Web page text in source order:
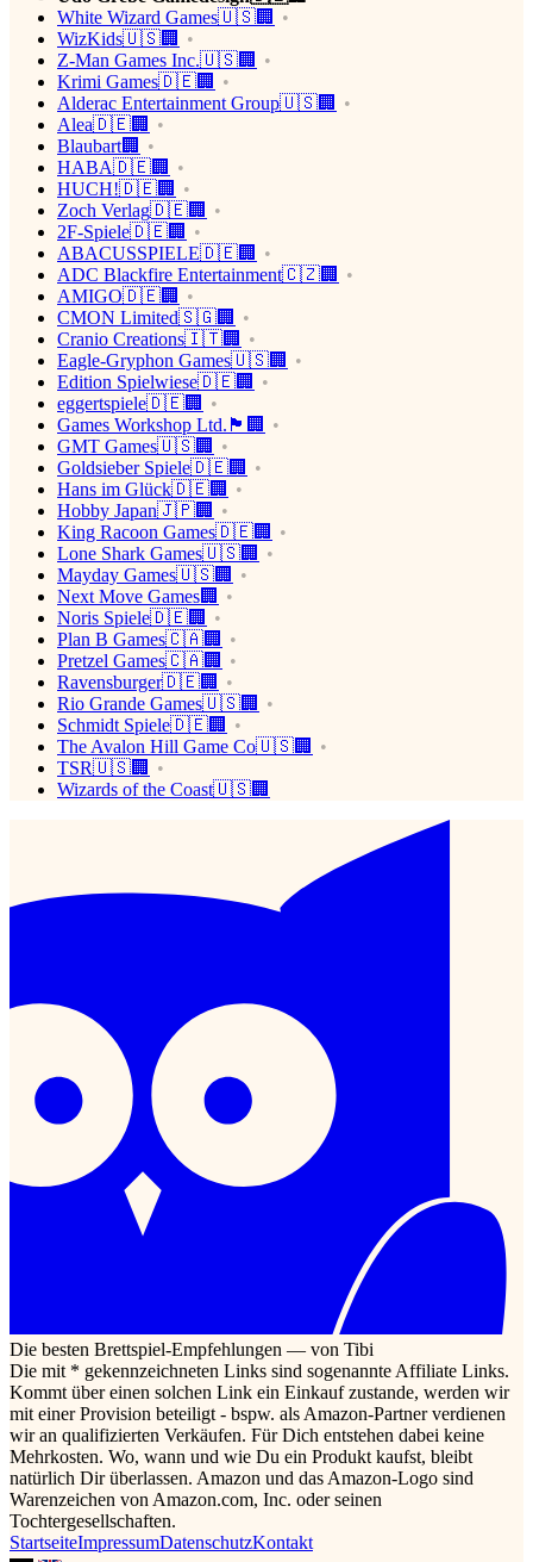
White Wizard Games🇺🇸🏢
WizKids🇺🇸🏢
Z-Man Games Inc.🇺🇸🏢
Krimi Games🇩🇪🏢
Alderac Entertainment Group🇺🇸🏢
Alea🇩🇪🏢
Blaubart🏢
HABA🇩🇪🏢
HUCH!🇩🇪🏢
Zoch Verlag🇩🇪🏢
2F-Spiele🇩🇪🏢
ABACUSSPIELE🇩🇪🏢
ADC Blackfire Entertainment🇨🇿🏢
AMIGO🇩🇪🏢
CMON Limited🇸🇬🏢
Cranio Creations🇮🇹🏢
Eagle-Gryphon Games🇺🇸🏢
Edition Spielwiese🇩🇪🏢
eggertspiele🇩🇪🏢
Games Workshop Ltd.🏴󠁧󠁢󠁥󠁮󠁧󠁿🏢
GMT Games🇺🇸🏢
Goldsieber Spiele🇩🇪🏢
Hans im Glück🇩🇪🏢
Hobby Japan🇯🇵🏢
King Racoon Games🇩🇪🏢
Lone Shark Games🇺🇸🏢
Mayday Games🇺🇸🏢
Next Move Games🏢
Noris Spiele🇩🇪🏢
Plan B Games🇨🇦🏢
Pretzel Games🇨🇦🏢
Ravensburger🇩🇪🏢
Rio Grande Games🇺🇸🏢
Schmidt Spiele🇩🇪🏢
The Avalon Hill Game Co🇺🇸🏢
TSR🇺🇸🏢
Wizards of the Coast🇺🇸🏢
Die besten Brettspiel-Empfehlungen — von Tibi
Die mit * gekennzeichneten Links sind sogenannte Affiliate Links.
Kommt über einen solchen Link ein Einkauf zustande, werden wir
mit einer Provision beteiligt - bspw. als Amazon-Partner verdienen
wir an qualifizierten Verkäufen. Für Dich entstehen dabei keine
Mehrkosten. Wo, wann und wie Du ein Produkt kaufst, bleibt
natürlich Dir überlassen. Amazon und das Amazon-Logo sind
Warenzeichen von Amazon.com, Inc. oder seinen
Tochtergesellschaften.
StartseiteImpressumDatenschutzKontakt